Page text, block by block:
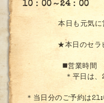
10：00～24：00
本日も元気に
★本日のセ
◼️営業時間
＊平日は
＊当日分のご予約は